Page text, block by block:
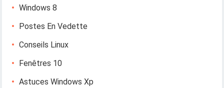
Windows 8
Postes En Vedette
Conseils Linux
Fenêtres 10
Astuces Windows Xp